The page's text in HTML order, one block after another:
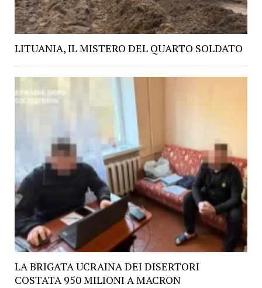
LITUANIA, IL MISTERO DEL QUARTO SOLDATO
LA BRIGATA UCRAINA DEI DISERTORI
COSTATA 950 MILIONI A MACRON